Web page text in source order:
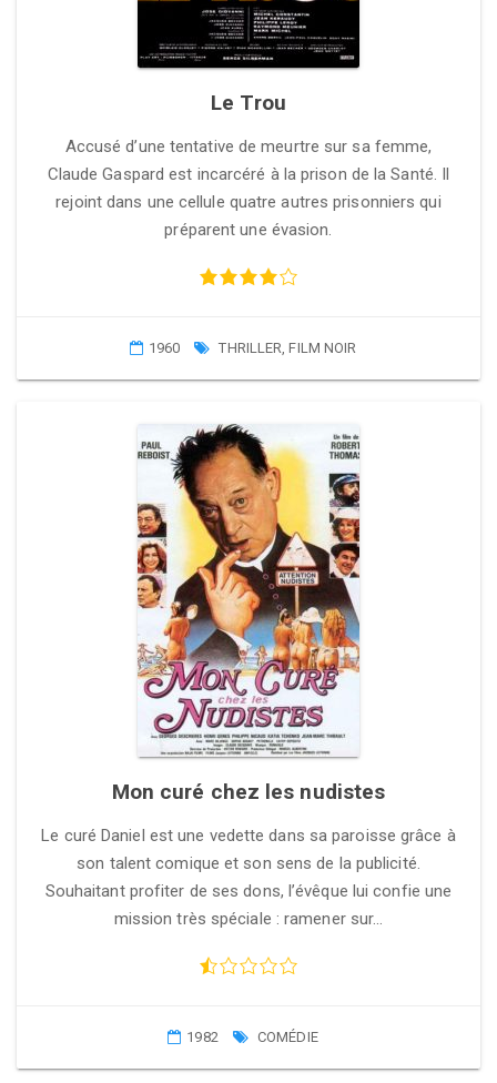
Le Trou
Accusé d’une tentative de meurtre sur sa femme,
Claude Gaspard est incarcéré à la prison de la Santé. Il
rejoint dans une cellule quatre autres prisonniers qui
préparent une évasion.
1960 THRILLER,FILM NOIR
Mon curé chez les nudistes
Le curé Daniel est une vedette dans sa paroisse grâce à
son talent comique et son sens de la publicité.
Souhaitant profiter de ses dons, l’évêque lui confie une
mission très spéciale : ramener sur…
1982 COMÉDIE